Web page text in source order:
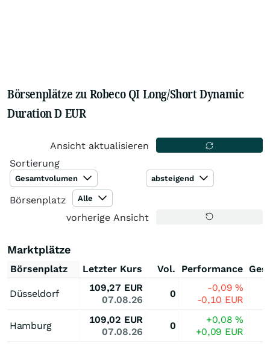
Börsenplätze zu Robeco QI Long/Short Dynamic
Duration D EUR
Ansicht aktualisieren
Sortierung
Gesamtvolumen absteigend
Börsenplatz Alle
vorherige Ansicht
Marktplätze
Börsenplatz Letzter Kurs Vol. Performance
Düsseldorf
109,27 EUR
07.08.26
0
-0,09%
-0,10 EUR
Hamburg
109,02 EUR
07.08.26
0
+0,08%
+0,09 EUR